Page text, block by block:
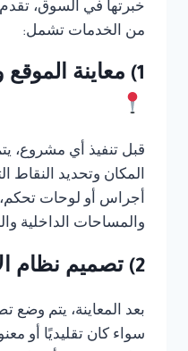
خبرتها في السوق، تقدم
من الخدمات تشمل:
1) معاينة الموقع وتحديد الاحتياجات
قبل تنفيذ أي مشروع،
المكان وتحديد النقاط
أجراس أو لوحات
والمساحات الداخلية
2) تصميم نظام الإنذار المناسب
بعد المعاينة، يتم وضع
سواء كان تقليديًا أو